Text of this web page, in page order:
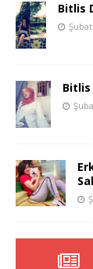
Bitlis
Bitlis